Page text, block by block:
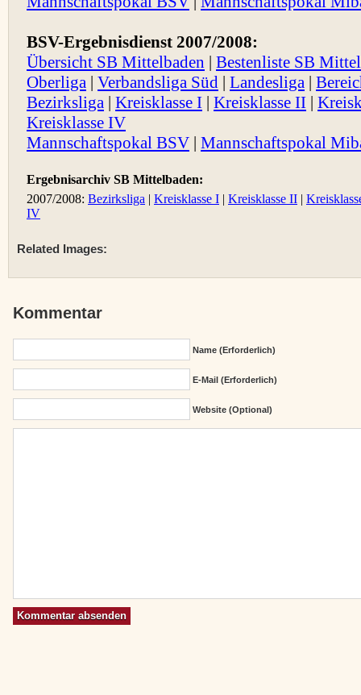
Related Images:
Kommentar
Name (erforderlich)
E-Mail (erforderlich)
Website (Optional)